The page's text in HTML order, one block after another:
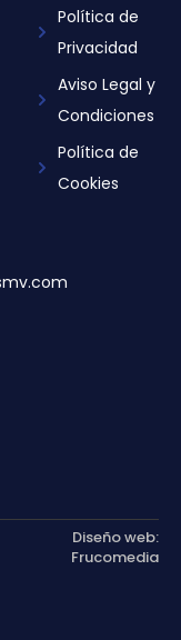
Política de
Privacidad
Aviso Legal y
Condiciones
Política de
Cookies
Diseño web:
Frucomedia